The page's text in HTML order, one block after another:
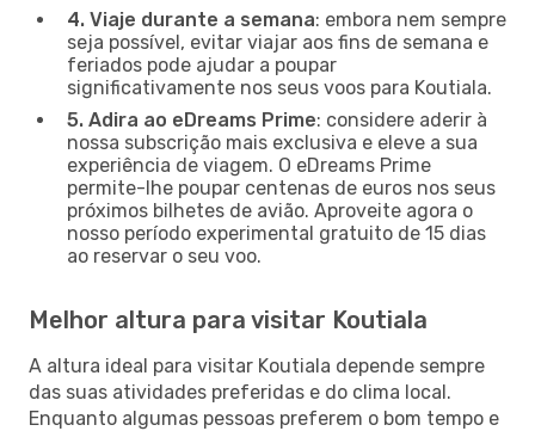
4. Viaje durante a semana: embora nem sempre
seja possível, evitar viajar aos fins de semana e
feriados pode ajudar a poupar
significativamente nos seus voos para Koutiala.
5. Adira ao eDreams Prime: considere aderir à
nossa subscrição mais exclusiva e eleve a sua
experiência de viagem. O eDreams Prime
permite-lhe poupar centenas de euros nos seus
próximos bilhetes de avião. Aproveite agora o
nosso período experimental gratuito de 15 dias
ao reservar o seu voo.
Melhor altura para visitar Koutiala
A altura ideal para visitar Koutiala depende sempre
das suas atividades preferidas e do clima local.
Enquanto algumas pessoas preferem o bom tempo e